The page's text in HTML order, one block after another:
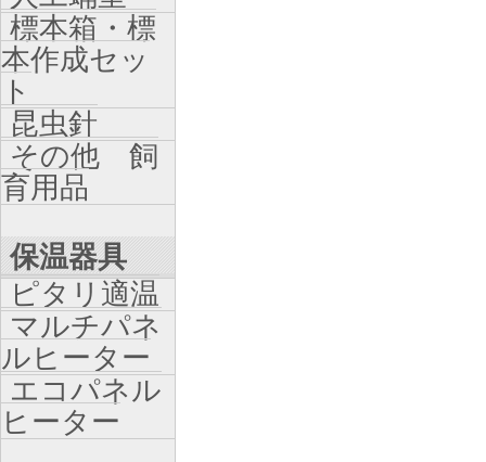
標本箱・標
本作成セッ
ト
昆虫針
その他 飼
育用品
保温器具
ピタリ適温
マルチパネ
ルヒーター
エコパネル
ヒーター